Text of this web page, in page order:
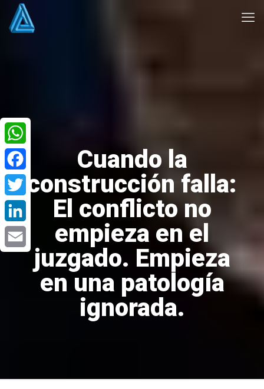
Cuando la
construcción falla:
El conflicto no
empieza en el
juzgado. Empieza
en una patología
ignorada.
WhatsApp
Facebook
Twitter
LinkedIn